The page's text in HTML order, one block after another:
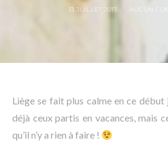
13 JUILLET 2017 AUCUN
Liège se fait plus calme en ce
déjà ceux partis en vacances, mais
qu’il n’y a rien à faire !